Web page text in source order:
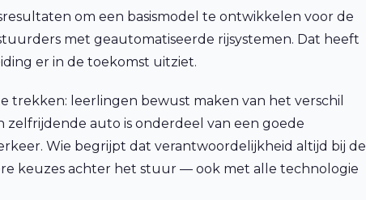
om een basismodel te ontwikkelen voor de
met geautomatiseerde rijsystemen. Dat heeft
er in de toekomst uitziet.
trekken: leerlingen bewust maken van het verschil
zelfrijdende auto is onderdeel van een goede
Wie begrijpt dat verantwoordelijkheid altijd bij de
keuzes achter het stuur — ook met alle technologie